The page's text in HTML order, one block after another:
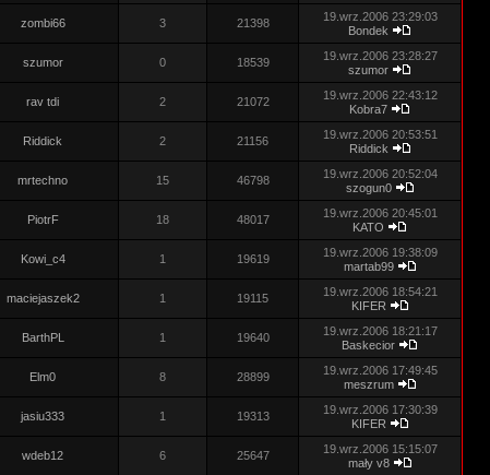
zombi66 3 21398
19.wrz.2006 23:29:03
Bondek
szumor 0 18539
19.wrz.2006 23:28:27
szumor
rav tdi 2 21072
19.wrz.2006 22:43:12
Kobra7
Riddick 2 21156
19.wrz.2006 20:53:51
Riddick
mrtechno 15 46798
19.wrz.2006 20:52:04
szogun0
PiotrF 18 48017
19.wrz.2006 20:45:01
KATO
Kowi_c4 1 19619
19.wrz.2006 19:38:09
martab99
maciejaszek2 1 19115
19.wrz.2006 18:54:21
KIFER
BarthPL 1 19640
19.wrz.2006 18:21:17
Baskecior
Elm0 8 28899
19.wrz.2006 17:49:45
meszrum
jasiu333 1 19313
19.wrz.2006 17:30:39
KIFER
wdeb12 6 25647
19.wrz.2006 15:15:07
mały v8